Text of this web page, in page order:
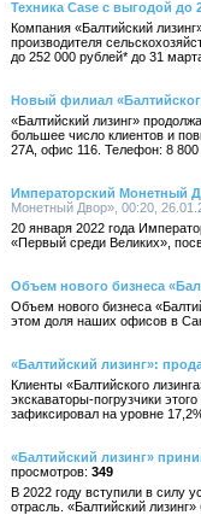
Техника Case с выгодой до
Компания «Балтийский
производителя
до 252 000 рублей* до 31
Новый филиал
«Балтийский лизинг»
большее число клиентов и
27А, офис 116. Телефон: 8 800
Императорский Монетный
Монетный Двор», 00:20,
20 января 2022 года
«Первый среди Великих»,
Объем нового бизнеса
Объем нового бизнеса
этом доля наших офисов в
«Балтийский лизинг»:
Клиенты «Балтийского
экскаваторы-погрузчики
зафиксировал на уровне
«Балтийский лизинг»
349
В 2022 году вступили в силу
отрасль. «Балтийский